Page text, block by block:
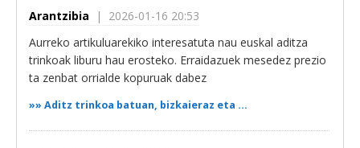
Arantzibia
| 2026-01-16 20:53
Aurreko artikuluarekiko interesatuta nau euskal aditza
trinkoak liburu hau erosteko. Erraidazuek mesedez prezio
ta zenbat orrialde kopuruak dabez
»» Aditz trinkoa batuan, bizkaieraz eta ...